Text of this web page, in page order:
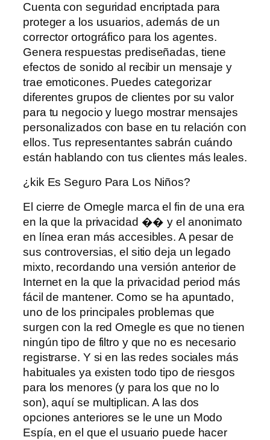
Cuenta con seguridad encriptada para
proteger a los usuarios, además de un
corrector ortográfico para los agentes.
Genera respuestas prediseñadas, tiene
efectos de sonido al recibir un mensaje y
trae emoticones. Puedes categorizar
diferentes grupos de clientes por su valor
para tu negocio y luego mostrar mensajes
personalizados con base ​​en tu relación con
ellos. Tus representantes sabrán cuándo
están hablando con tus clientes más leales.
¿kik Es Seguro Para Los Niños?
El cierre de Omegle marca el fin de una era
en la que la privacidad �� y el anonimato
en línea eran más accesibles. A pesar de
sus controversias, el sitio deja un legado
mixto, recordando una versión anterior de
Internet en la que la privacidad period más
fácil de mantener. Como se ha apuntado,
uno de los principales problemas que
surgen con la red Omegle es que no tienen
ningún tipo de filtro y que no es necesario
registrarse. Y si en las redes sociales más
habituales ya existen todo tipo de riesgos
para los menores (y para los que no lo
son), aquí se multiplican. A las dos
opciones anteriores se le une un Modo
Espía, en el que el usuario puede hacer